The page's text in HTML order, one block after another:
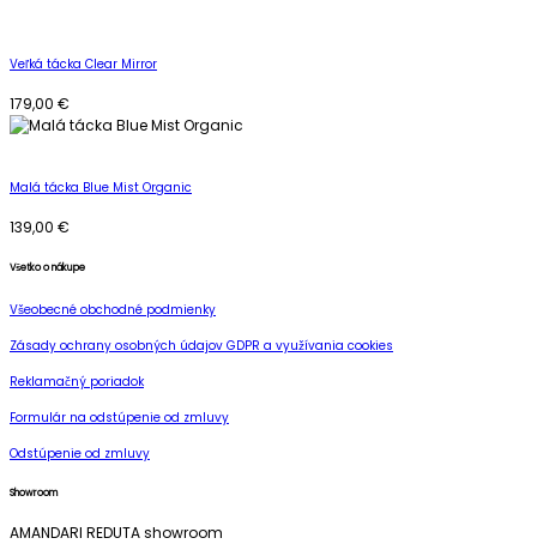
Veľká tácka Clear Mirror
179,00 €
Malá tácka Blue Mist Organic
139,00 €
Všetko o nákupe
Všeobecné obchodné podmienky
Zásady ochrany osobných údajov GDPR a využívania cookies
Reklamačný poriadok
Formulár na odstúpenie od zmluvy
Odstúpenie od zmluvy
Showroom
AMANDARI REDUTA showroom